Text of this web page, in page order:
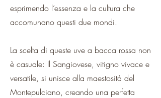
esprimendo l’essenza e la cultura che
accomunano questi due mondi.
La scelta di queste uve a bacca rossa non
è casuale: Il Sangiovese, vitigno vivace e
versatile, si unisce alla maestosità del
Montepulciano, creando una perfetta